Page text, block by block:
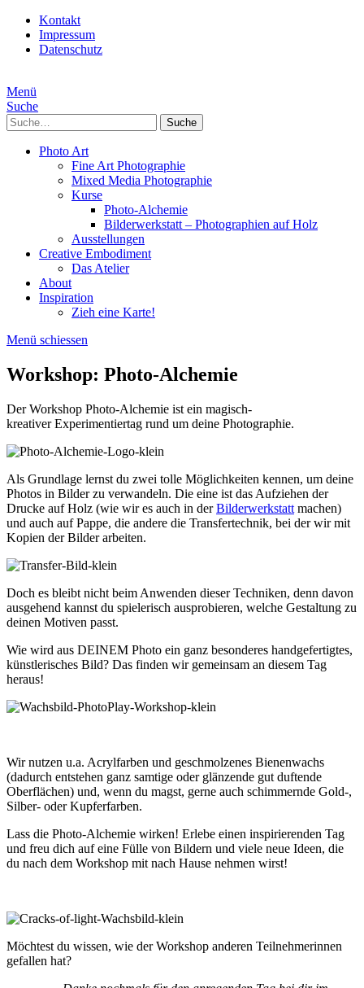
Kontakt
Impressum
Datenschutz
Menü
Suche
Suche
Photo Art
Fine Art Photographie
Mixed Media Photographie
Kurse
Photo-Alchemie
Bilderwerkstatt – Photographien auf Holz
Ausstellungen
Creative Embodiment
Das Atelier
About
Inspiration
Zieh eine Karte!
Menü schiessen
Workshop: Photo-Alchemie
Der Workshop Photo-Alchemie ist ein magisch-
kreativer Experimentiertag rund um deine Photographie.
Als Grundlage lernst du zwei tolle Möglichkeiten kennen, um deine
Photos in Bilder zu verwandeln. Die eine ist das Aufziehen der
Drucke auf Holz (wie wir es auch in derBilderwerkstatt machen)
und auch auf Pappe, die andere die Transfertechnik, bei der wir mit
Kopien der Bilder arbeiten.
Doch es bleibt nicht beim Anwenden dieser Techniken, denn davon
ausgehend kannst du spielerisch ausprobieren, welche Gestaltung zu
deinen Motiven passt.
Wie wird aus DEINEM Photo ein ganz besonderes handgefertigtes,
künstlerisches Bild? Das finden wir gemeinsam an diesem Tag
heraus!
Wir nutzen u.a. Acrylfarben und geschmolzenes Bienenwachs
(dadurch entstehen ganz samtige oder glänzende gut duftende
Oberflächen) und, wenn du magst, gerne auch schimmernde Gold-,
Silber- oder Kupferfarben.
Lass die Photo-Alchemie wirken! Erlebe einen inspirierenden Tag
und freu dich auf eine Fülle von Bildern und viele neue Ideen, die
du nach dem Workshop mit nach Hause nehmen wirst!
Möchtest du wissen, wie der Workshop anderen Teilnehmerinnen
gefallen hat?